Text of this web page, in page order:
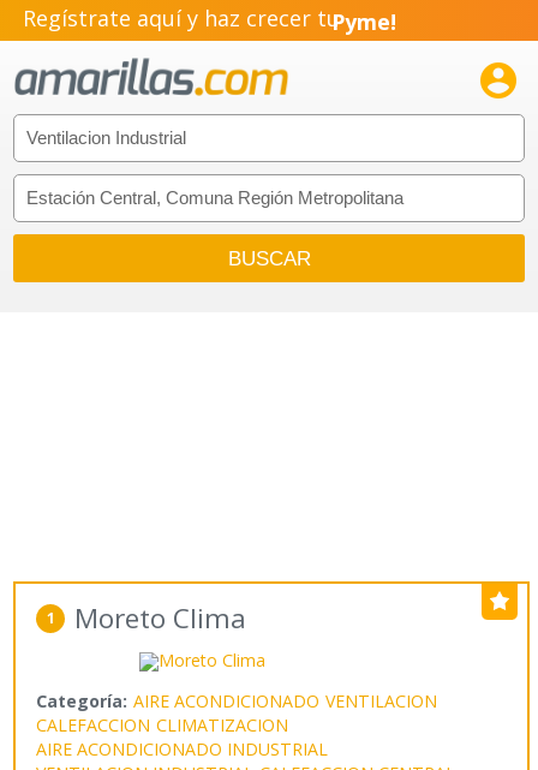
Regístrate aquí y haz crecer tuPyme!
Emprendimiento!

1 Moreto Clima
Categoría: AIRE ACONDICIONADO VENTILACION
CALEFACCION CLIMATIZACION
AIRE ACONDICIONADO INDUSTRIAL